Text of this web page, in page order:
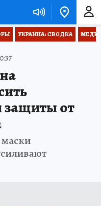
УКРАИНА: СВОДКА
защиты от